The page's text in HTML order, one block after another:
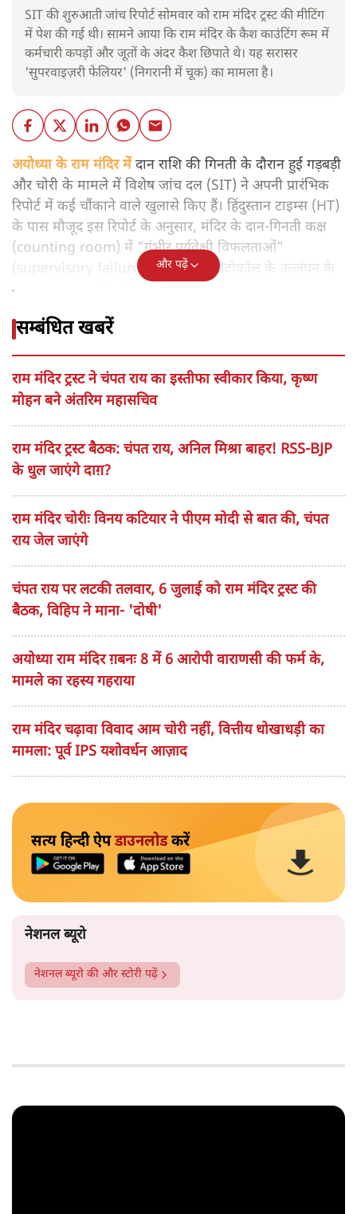
SIT की शुरुआती जांच रिपोर्ट सोमवार को राम मंदिर ट्रस्ट की मीटिंग
में पेश की गई थी। सामने आया कि राम मंदिर के कैश काउंटिंग रूम में
कर्मचारी कपड़ों और जूतों के अंदर कैश छिपाते थे। यह सरासर
'सुपरवाइज़री फेलियर' (निगरानी में चूक) का मामला है।
अयोध्या के राम मंदिर मेंदान राशि की गिनती के दौरान हुई गड़बड़ी
और चोरी के मामले में विशेष जांच दल (SIT) ने अपनी प्रारंभिक
रिपोर्ट में कई चौंकाने वाले खुलासे किए हैं। हिंदुस्तान टाइम्स (HT)
के पास मौजूद इस रिपोर्ट के अनुसार, मंदिर के दान-गिनती कक्ष
(counting room) में "गंभीर पर्यवेक्षी विफलताओं"
(supervisory failures) और सुरक्षा प्रोटोकॉल के उल्लंघन के
कारण लगातार चोरी की घटनाएं हो रही थीं।
और पढ़ें
सम्बंधित खबरें
राम मंदिर ट्रस्ट ने चंपत राय का इस्तीफा स्वीकार किया, कृष्ण
मोहन बने अंतरिम महासचिव
राम मंदिर ट्रस्ट बैठक: चंपत राय, अनिल मिश्रा बाहर! RSS-BJP
के धुल जाएंगे दाग़?
राम मंदिर चोरीः विनय कटियार ने पीएम मोदी से बात की, चंपत
राय जेल जाएंगे
चंपत राय पर लटकी तलवार, 6 जुलाई को राम मंदिर ट्रस्ट की
बैठक, विहिप ने माना- 'दोषी'
अयोध्या राम मंदिर ग़बनः 8 में 6 आरोपी वाराणसी की फर्म के,
मामले का रहस्य गहराया
राम मंदिर चढ़ावा विवाद आम चोरी नहीं, वित्तीय धोखाधड़ी का
मामला: पूर्व IPS यशोवर्धन आज़ाद
सत्य हिन्दी ऐपडाउनलोडकरें
नेशनल ब्यूरो
नेशनल ब्यूरो की और स्टोरी पढ़ें